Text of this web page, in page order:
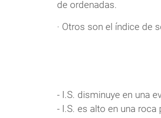
de ordenadas.
· Otros son el índice de
- I.S. disminuye en una
- I.S. es alto en una